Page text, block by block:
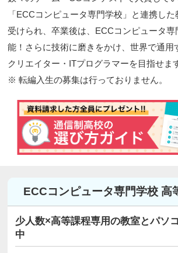
「ECCコンピュータ専門学校」と連携し
受けられ、卒業後は、ECCコンピュータ
能！さらに技術に磨きをかけ、世界で通用
クリエイター・ITプログラマーを目指せま
※ 転編入生の募集は行っておりません。
ECCコンピュータ専門学校 高
少人数×高等課程専用の教室とパソ
中